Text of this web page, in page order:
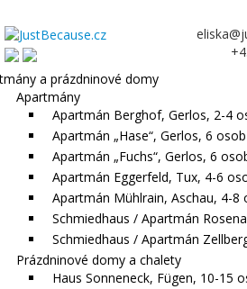
a prázdninové domy
Apartmány
Apartmán Berghof, Gerlos, 2-4
Apartmán „Hase“, Gerlos, 6 osob
Apartmán „Fuchs“, Gerlos, 6
Apartmán Eggerfeld, Tux, 4-6
Apartmán Mühlrain, Aschau, 4-8
Schmiedhaus / Apartmán
Schmiedhaus / Apartmán
Prázdninové domy a chalety
Haus Sonneneck, Fügen, 10-15